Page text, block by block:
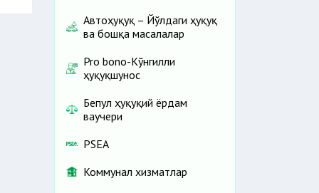
Автоҳуқуқ – Йўлдаги ҳуқуқ
ва бошқа масалалар
Pro bono-Кўнгилли
ҳуқуқшунос
Бепул ҳуқуқий ёрдам
ваучери
PSEA
Коммунал хизматлар